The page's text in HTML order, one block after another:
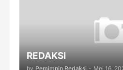
REDAKSI
by Pemimpin Redaksi - Mei 16,